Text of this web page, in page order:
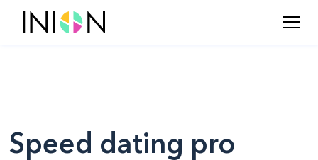
Speed dating pro